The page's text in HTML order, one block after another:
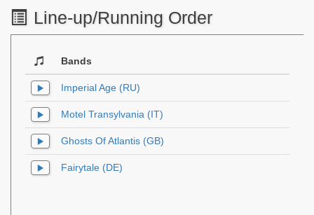
Line-up/Running Order
Bands
Imperial Age (RU)
Motel Transylvania (IT)
Ghosts Of Atlantis (GB)
Fairytale (DE)